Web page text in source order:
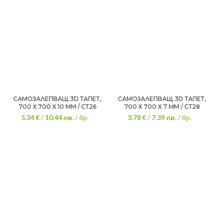
САМОЗАЛЕПВАЩ 3D ТАПЕТ,
700 Х 700 Х 10 ММ / СТ26
5.34 €/10.44лв./ бр.
САМОЗАЛЕПВАЩ 3D ТАПЕТ,
700 Х 700 Х 7 ММ / СТ28
3.78 €/7.39лв./ бр.